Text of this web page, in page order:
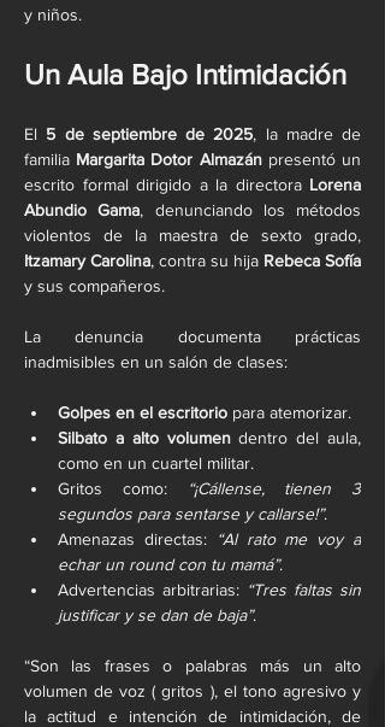
y niños.
Un Aula Bajo Intimidación
El 5 de septiembre de 2025, la madre de
familia Margarita Dotor Almazán presentó un
escrito formal dirigido a la directora Lorena
Abundio Gama, denunciando los métodos
Itzamary Carolina, contra su hija Rebeca Sofía
y sus compañeros.
La denuncia documenta prácticas
inadmisibles en un salón de clases:
Golpes en el escritorio para atemorizar.
Silbato a alto volumen dentro del aula,
como en un cuartel militar.
Gritos como:
“¡Cállense, tienen 3
segundos para sentarse y callarse!”.
Amenazas directas:
“Al rato me voy a
echar un round con tu mamá”.
Advertencias arbitrarias: “Tres faltas sin
justificar y se dan de baja”.
“Son las frases o palabras más un alto
volumen de voz ( gritos ), el tono agresivo y
la actitud e intención de intimidación, de